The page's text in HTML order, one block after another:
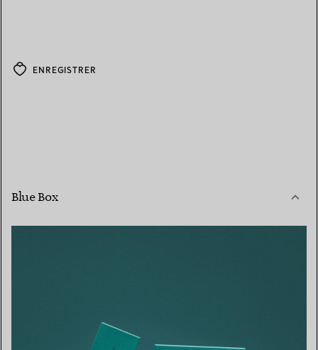
ENREGISTRER
Blue Box